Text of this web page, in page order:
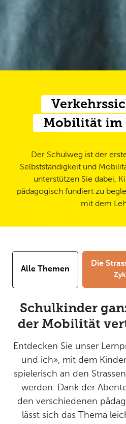
Mobilität im
Der Schulweg ist der
Selbstständigkeit und
unterstützen Sie dabei,
pädagogisch fundiert zu
mit dem
Alle Themen
Die
Schulkinder
der Mobilität
Entdecken Sie unser
und ich», mit dem
spielerisch an den
werden. Dank der
den verschiedenen
lässt sich das Thema